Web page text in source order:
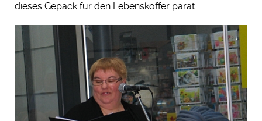
dieses Gepäck für den Lebenskoffer parat.